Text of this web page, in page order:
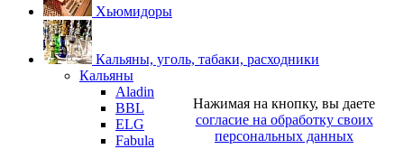
Нажимая на кнопку, вы даете
согласие на обработку своих
персональных данных
Хьюмидоры
Кальяны, уголь, табаки, расходники
Кальяны
Aladin
BBL
ELG
Fabula